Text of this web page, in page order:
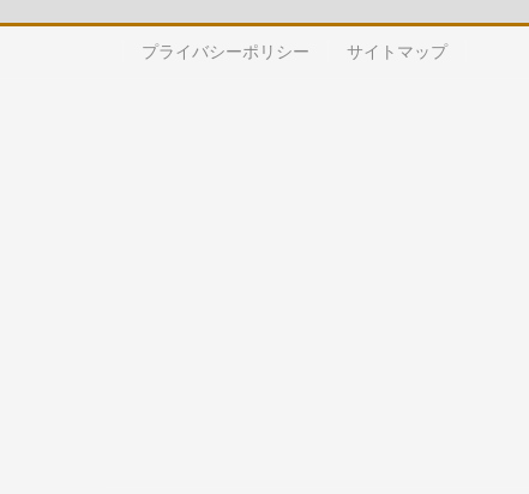
プライバシーポリシー サイトマップ